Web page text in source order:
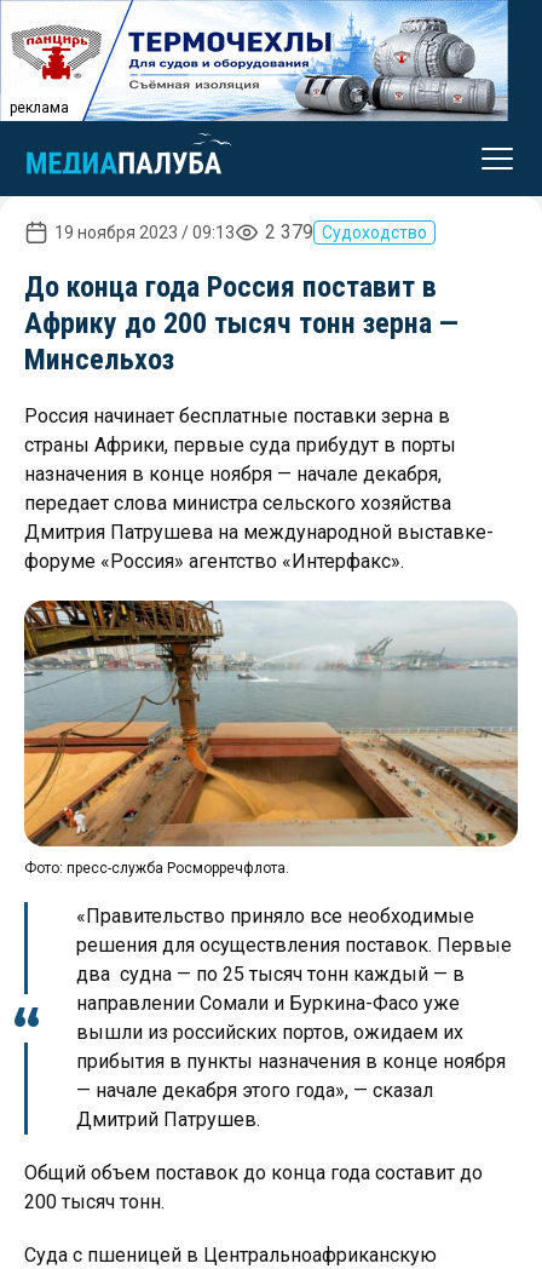
реклама
19 ноября 2023 / 09:13 2 379 Судоходство
До конца года Россия поставит в
Африку до 200 тысяч тонн зерна —
Минсельхоз
Россия начинает бесплатные поставки зерна в
страны Африки, первые суда прибудут в порты
назначения в конце ноября — начале декабря,
передает слова министра сельского хозяйства
Дмитрия Патрушева на международной выставке-
форуме «Россия» агентство «Интерфакс».
Фото: пресс-служба Росморречфлота.
«Правительство приняло все необходимые
решения для осуществления поставок. Первые
два судна — по 25 тысяч тонн каждый — в
направлении Сомали и Буркина-Фасо уже
вышли из российских портов, ожидаем их
прибытия в пункты назначения в конце ноября
— начале декабря этого года», — сказал
Дмитрий Патрушев.
Общий объем поставок до конца года составит до
200 тысяч тонн.
Суда с пшеницей в Центральноафриканскую